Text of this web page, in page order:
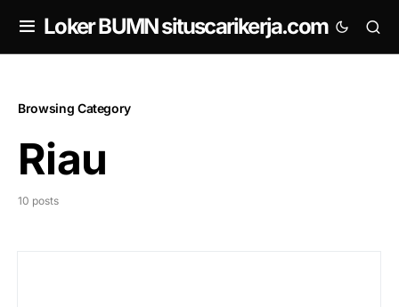
Loker BUMN situscarikerja.com
Browsing Category
Riau
10 posts